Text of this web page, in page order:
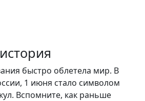
быстро облетела мир. В
1 июня стало символом
Вспомните, как раньше